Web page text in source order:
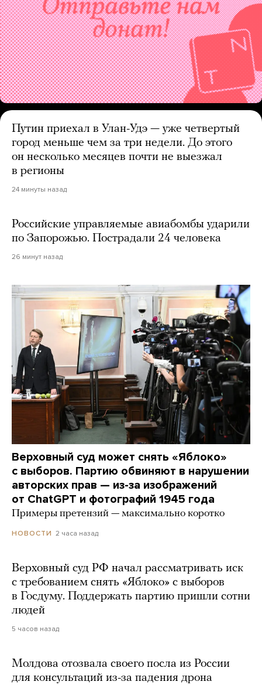
Путин приехал в Улан-Удэ — уже четвертый
город меньше чем за три недели. До этого
он несколько месяцев почти не выезжал
в регионы
24 минуты назад
Российские управляемые авиабомбы ударили
по Запорожью. Пострадали 24 человека
26 минут назад
Верховный суд может снять «Яблоко»
с выборов. Партию обвиняют в нарушении
авторских прав — из-за изображений
от ChatGPT и фотографий 1945 года
Примеры претензий — максимально коротко
НОВОСТИ 2 часа назад
Верховный суд РФ начал рассматривать иск
с требованием снять «Яблоко» с выборов
в Госдуму. Поддержать партию пришли сотни
людей
5 часов назад
Молдова отозвала своего посла из России
для консультаций из-за падения дрона